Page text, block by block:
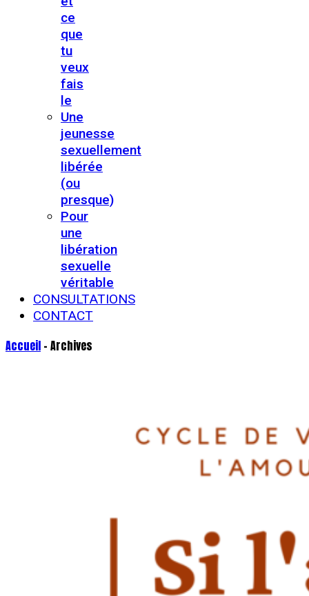
ce
que
tu
veux
fais
le
Une
jeunesse
sexuellement
libérée
(ou
presque)
Pour
une
libération
sexuelle
véritable
CONSULTATIONS
CONTACT
Accueil - Archives